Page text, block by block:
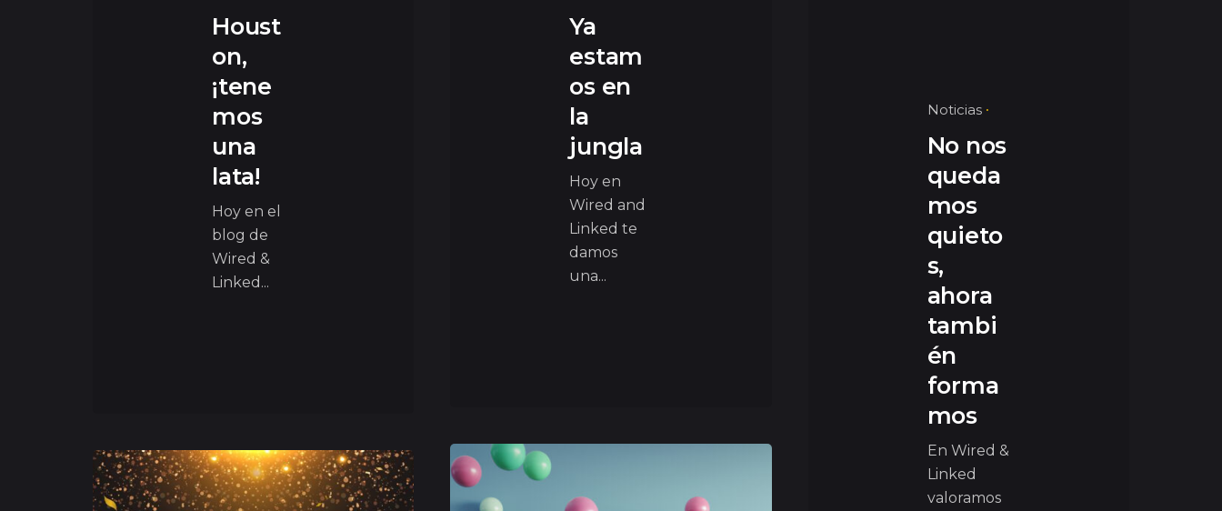
Houst
on,
¡tene
mos
una
lata!
Hoy en el
blog de
Wired &
Linked...
Ya
estam
os en
la
jungla
Hoy en
Wired and
Linked te
damos
una...
Noticias
No nos
queda
mos
quieto
s,
ahora
tambi
én
forma
mos
En Wired &
Linked
valoramos